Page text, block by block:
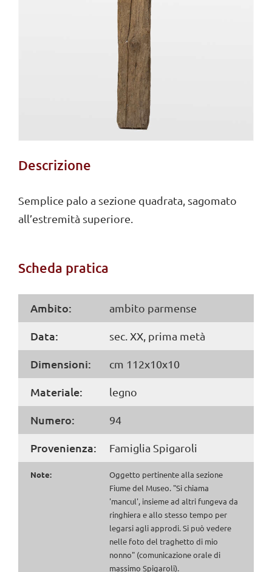
Descrizione
Semplice palo a sezione quadrata, sagomato
all’estremità superiore.
Scheda pratica
Ambito: ambito parmense
Data: sec. XX, prima metà
Dimensioni: cm 112x10x10
Materiale: legno
Numero: 94
Provenienza: Famiglia Spigaroli
Note:
Oggetto pertinente alla sezione
Fiume del Museo. "Si chiama
'mancul', insieme ad altri fungeva da
ringhiera e allo stesso tempo per
legarsi agli approdi. Si può vedere
nelle foto del traghetto di mio
nonno" (comunicazione orale di
massimo Spigaroli).